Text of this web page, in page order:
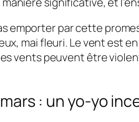
emporter par cette
mai fleuri. Le vent est
vents peuvent être
: un yo-yo